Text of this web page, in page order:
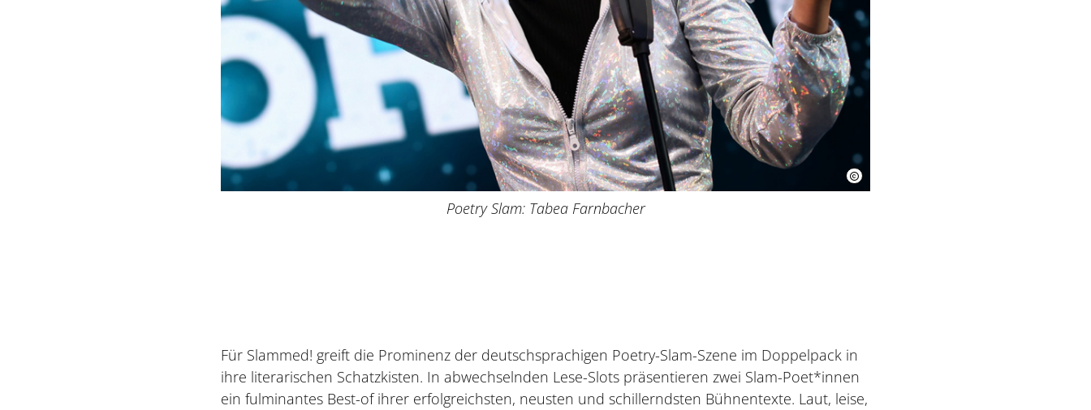
Poetry Slam: Tabea Farnbacher
Für Slammed! greift die Prominenz der deutschsprachigen Poetry-Slam-Szene im Doppelpack in
ihre literarischen Schatzkisten. In abwechselnden Lese-Slots präsentieren zwei Slam-Poet*innen
ein fulminantes Best-of ihrer erfolgreichsten, neusten und schillerndsten Bühnentexte. Laut, leise,